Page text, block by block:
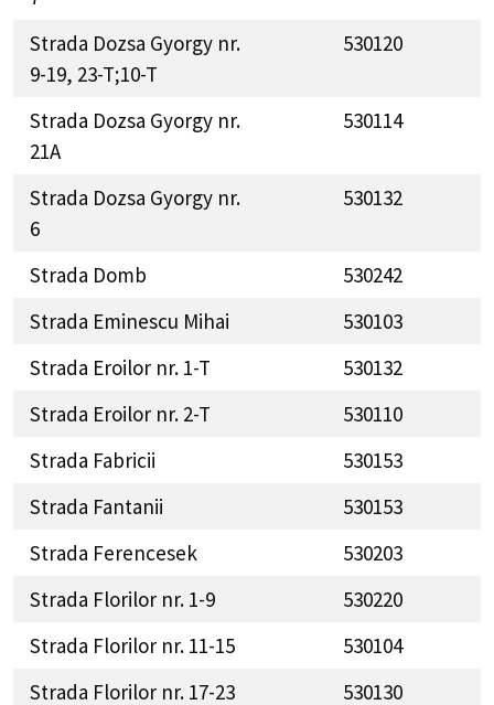
Strada Dozsa Gyorgy nr.
9-19, 23-T;10-T
530120
Strada Dozsa Gyorgy nr.
21A
530114
Strada Dozsa Gyorgy nr.
6
530132
Strada Domb
530242
Strada Eminescu Mihai
530103
Strada Eroilor nr. 1-T
530132
Strada Eroilor nr. 2-T
530110
Strada Fabricii
530153
Strada Fantanii
530153
Strada Ferencesek
530203
Strada Florilor nr. 1-9
530220
Strada Florilor nr. 11-15
530104
Strada Florilor nr. 17-23
530130